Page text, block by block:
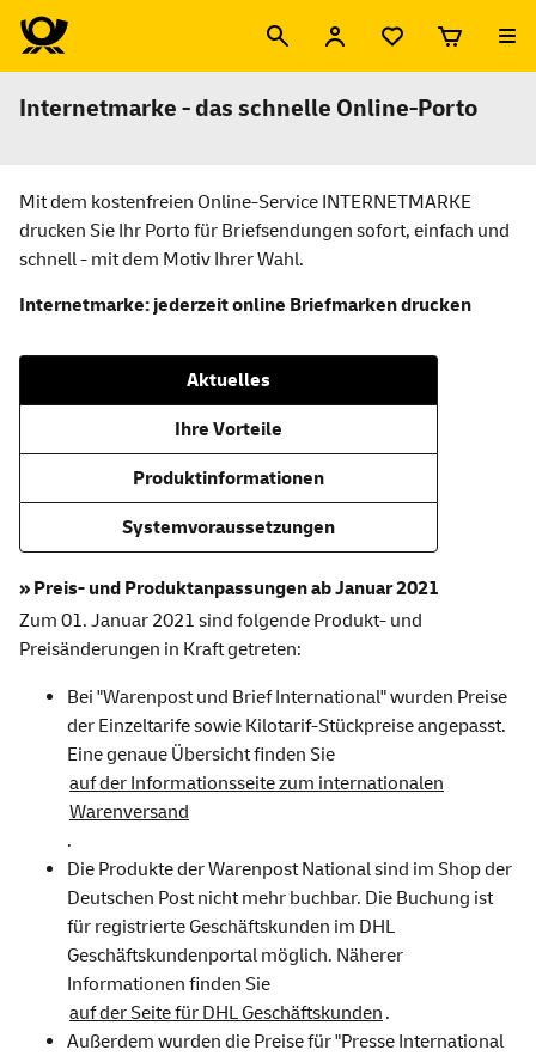
Internetmarke - das schnelle Online-Porto
Mit dem kostenfreien Online-Service INTERNETMARKE
drucken Sie Ihr Porto für Briefsendungen sofort, einfach und
schnell - mit dem Motiv Ihrer Wahl.
Internetmarke: jederzeit online Briefmarken drucken
Aktuelles
Ihre Vorteile
Produktinformationen
Systemvoraussetzungen
» Preis- und Produktanpassungen ab Januar 2021
Zum 01. Januar 2021 sind folgende Produkt- und
Preisänderungen in Kraft getreten:
Bei "Warenpost und Brief International" wurden Preise
der Einzeltarife sowie Kilotarif-Stückpreise angepasst.
Eine genaue Übersicht finden Sie
auf der Informationsseite zum internationalen
Warenversand
.
Die Produkte der Warenpost National sind im Shop der
Deutschen Post nicht mehr buchbar. Die Buchung ist
für registrierte Geschäftskunden im DHL
Geschäftskundenportal möglich. Näherer
Informationen finden Sie
auf der Seite für DHL Geschäftskunden .
Außerdem wurden die Preise für "Presse International